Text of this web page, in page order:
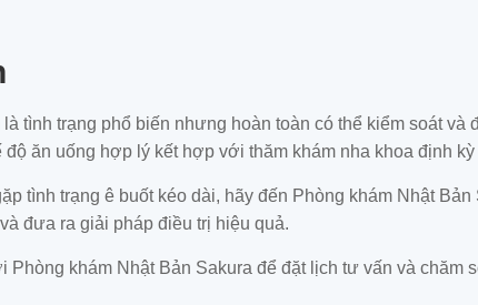
là tình trạng phổ biến nhưng hoàn toàn có thể kiểm soát
độ ăn uống hợp lý kết hợp với thăm khám nha khoa định
tình trạng ê buốt kéo dài, hãy đến Phòng khám Nhật
đưa ra giải pháp điều trị hiệu quả.
Phòng khám Nhật Bản Sakura để đặt lịch tư vấn và chăm